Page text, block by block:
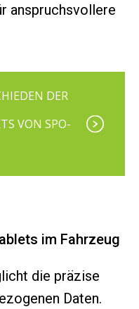
anspruchsvollere
DER
VON SPO-
im Fahrzeug
die präzise
Daten.